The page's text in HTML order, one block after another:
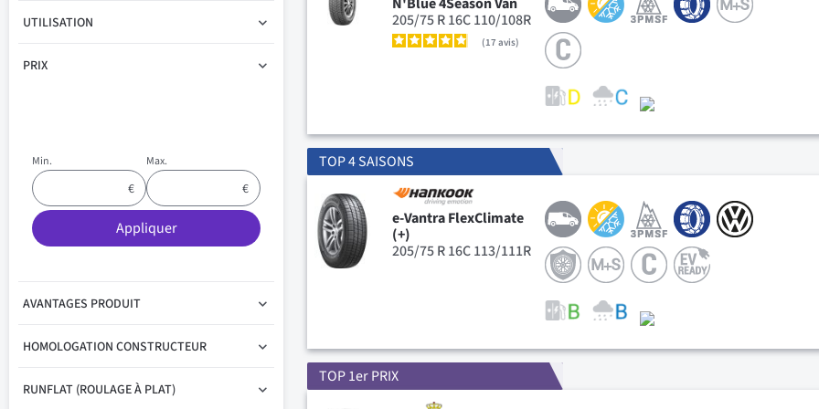
205/75 R 16C 110/108R
17avis
TOP 4 SAISONS
e-Vantra FlexClimate
(+)
205/75 R 16C 113/111R
TOP 1er PRIX
UTILISATION
PRIX
Min. Max.
Appliquer
AVANTAGES PRODUIT
HOMOLOGATION CONSTRUCTEUR
RUNFLAT (ROULAGE À PLAT)